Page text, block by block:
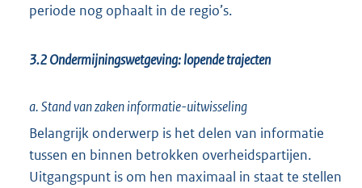
periode nog ophaalt in de regio’s.
3.2 Ondermijningswetgeving: lopende trajecten
a. Stand van zaken informatie-uitwisseling
Belangrijk onderwerp is het delen van informatie
tussen en binnen betrokken overheidspartijen.
Uitgangspunt is om hen maximaal in staat te stellen